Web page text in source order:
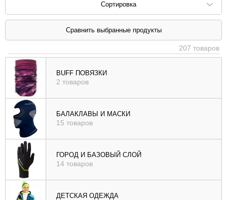
Сортировка
Сортировать по: наименованию (
убыв
), цене (
возр
|
убыв
возр
убыв
207 товаров
BUFF ПОВЯЗКИ
2 товаров
БАЛАКЛАВЫ И МАСКИ
15 товаров
ГОРОД И БАЗОВЫЙ СЛОЙ
14 товаров
ДЕТСКАЯ ОДЕЖДА